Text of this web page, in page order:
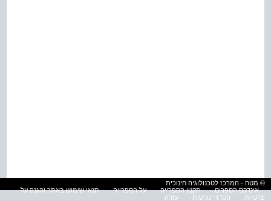
© מטח - המרכז לטכנולוגיה חינוכית
אינדקס הספרים
תקנון הספרייה על הספרייה
תנאי שימוש באתר והגנה על
פרטיות
הסדרי נגישות עזרה